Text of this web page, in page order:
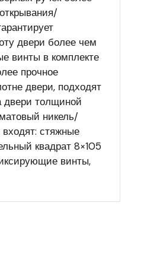
двери более чем
винты в комплекте
прочное
двери, подходят
двери толщиной
никель/
стяжные
квадрат 8×105
винты,